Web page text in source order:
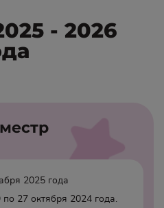
- 2026
2025 года
27 октября 2024 года.